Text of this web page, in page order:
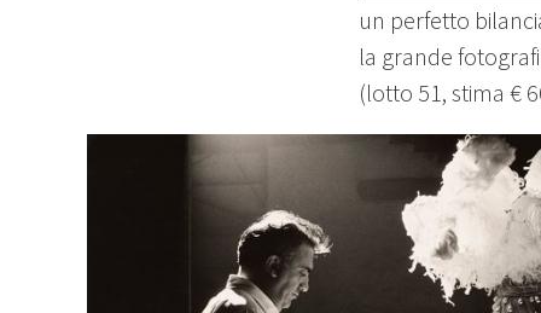
un perfetto
la grande
(lotto 51, stima €